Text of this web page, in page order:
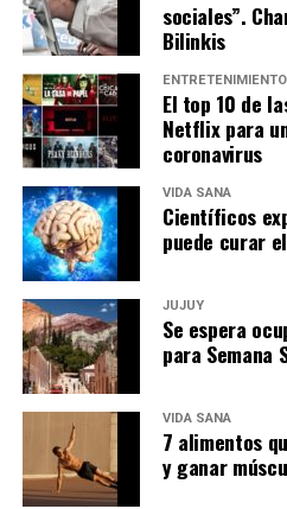
sociales”.
Bilinkis
ENTRETENIMIENTO
El top 10 de
Netflix para
coronavirus
VIDA SANA
Científicos
puede curar
JUJUY
Se espera
para Semana
VIDA SANA
7 alimentos
y ganar